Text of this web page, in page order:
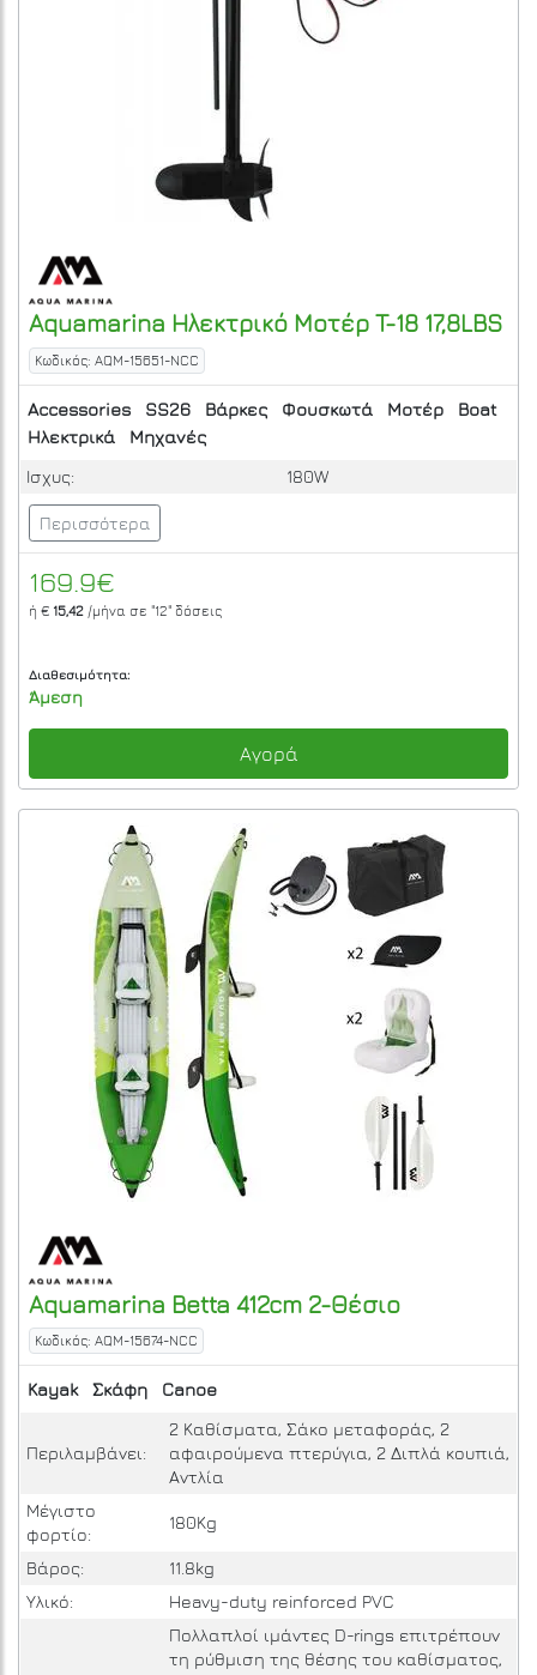
Aquamarina Ηλεκτρικό Μοτέρ T-18 17,8LBS
Κωδικός: AQM-15651-NCC
Accessories SS26 Βάρκες Φουσκωτά Μοτέρ
Boat
Ηλεκτρικά
Μηχανές
Ισχυς:
180W
Περισσότερα
169.9€
ή € 15,42 /μήνα σε "12" δόσεις
Διαθεσιμότητα:
Άμεση
Αγορά
Aquamarina Betta 412cm 2-Θέσιο
Κωδικός: AQM-15674-NCC
Kayak Σκάφη Canoe
Περιλαμβάνει:
2 Καθίσματα, Σάκο μεταφοράς, 2
αφαιρούμενα πτερύγια, 2 Διπλά κουπιά,
Αντλία
Μέγιστο
φορτίο:
180Kg
Βάρος:
11.8kg
Υλικό:
Heavy-duty reinforced PVC
Πολλαπλοί ιμάντες D-rings επιτρέπουν
τη ρύθμιση της θέσης του καθίσματος,